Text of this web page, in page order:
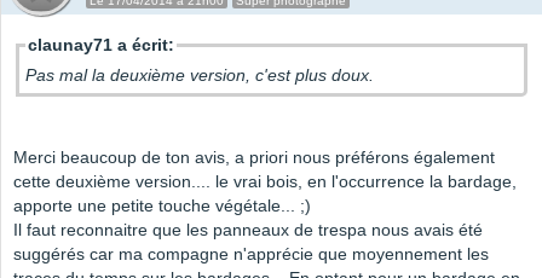
claunay71 a écrit:
Pas mal la deuxième version, c'est plus doux.
Merci beaucoup de ton avis, a priori nous préférons également
cette deuxième version.... le vrai bois, en l'occurrence la bardage,
apporte une petite touche végétale... ;)
Il faut reconnaitre que les panneaux de trespa nous avais été
suggérés car ma compagne n'apprécie que moyennement les